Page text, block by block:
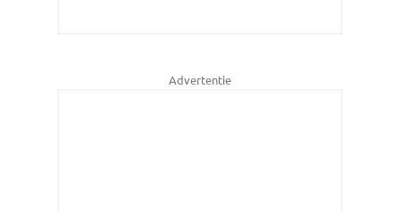
Advertentie